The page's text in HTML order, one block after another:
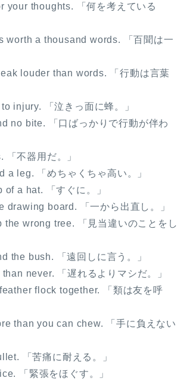
your thoughts. 「何を考えている
worth a thousand words. 「百聞は一
louder than words. 「行動は言葉
injury. 「泣きっ面に蜂。」
no bite. 「口ばっかりで行動が伴わ
不器用だ。」
a leg. 「めちゃくちゃ高い。」
a hat. 「すぐに。」
drawing board. 「一から出直し。」
the wrong tree. 「見当違いのことをし
the bush. 「遠回しに言う。」
never. 「遅れるよりマシだ。」
flock together. 「類は友を呼
than you can chew. 「手に負えない
「苦痛に耐える。」
「緊張をほぐす。」